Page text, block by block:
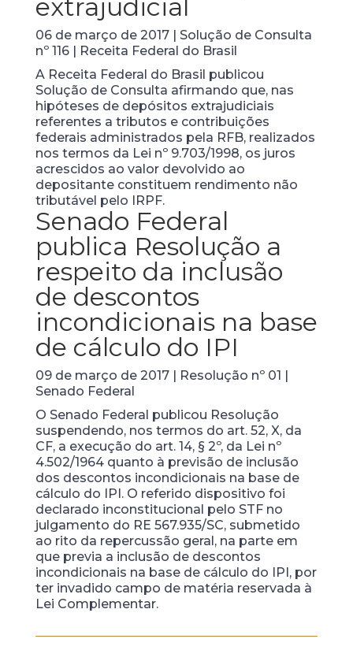
extrajudicial
06 de março de 2017 | Solução de Consulta
nº 116 | Receita Federal do Brasil
A Receita Federal do Brasil publicou
Solução de Consulta afirmando que, nas
hipóteses de depósitos extrajudiciais
referentes a tributos e contribuições
federais administrados pela RFB, realizados
nos termos da Lei nº 9.703/1998, os juros
acrescidos ao valor devolvido ao
depositante constituem rendimento não
tributável pelo IRPF.
Senado Federal
publica Resolução a
respeito da inclusão
de descontos
incondicionais na base
de cálculo do IPI
09 de março de 2017 | Resolução nº 01 |
Senado Federal
O Senado Federal publicou Resolução
suspendendo, nos termos do art. 52, X, da
CF, a execução do art. 14, § 2º, da Lei nº
4.502/1964 quanto à previsão de inclusão
dos descontos incondicionais na base de
cálculo do IPI. O referido dispositivo foi
declarado inconstitucional pelo STF no
julgamento do RE 567.935/SC, submetido
ao rito da repercussão geral, na parte em
que previa a inclusão de descontos
incondicionais na base de cálculo do IPI, por
ter invadido campo de matéria reservada à
Lei Complementar.